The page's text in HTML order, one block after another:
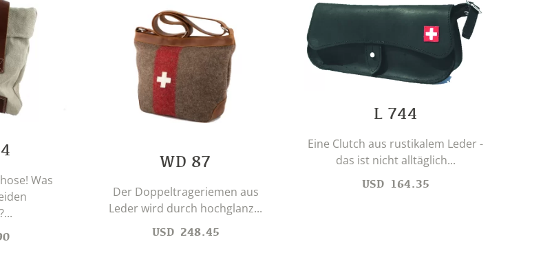
Was
WD 87
Der Doppeltrageriemen aus
Leder wird durch hochglanz...
USD 248.45
L 744
Eine Clutch aus rustikalem Leder -
das ist nicht alltäglich...
USD 164.35